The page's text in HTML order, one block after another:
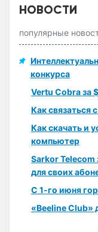
НОВОСТИ
популярные
конкурса
Vertu Cobra за
Как связаться
Как скачать и
компьютер
Sarkor Telecom
для своих
С 1-го июня
«Beeline Club»